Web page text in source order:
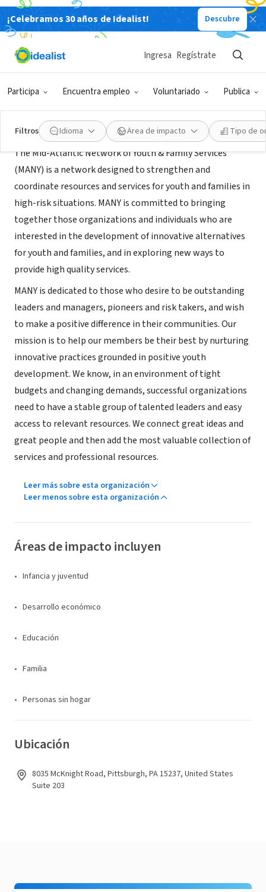
¡Celebramos 30 años de Idealist! Descubre
Participa Encuentra empleo Voluntariado Publica
Ingresa Regístrate
Filtros Idioma Área de impacto Tipo de
ORGANIZACIÓN SIN FIN DE LUCRO
MANY
Acerca de
The Mid-Atlantic Network of Youth & Family Services
(MANY) is a network designed to strengthen and
coordinate resources and services for youth and families in
high-risk situations. MANY is committed to bringing
together those organizations and individuals who are
interested in the development of innovative alternatives
for youth and families, and in exploring new ways to
provide high quality services.
MANY is dedicated to those who desire to be outstanding
leaders and managers, pioneers and risk takers, and wish
to make a positive difference in their communities. Our
mission is to help our members be their best by nurturing
innovative practices grounded in positive youth
development. We know, in an environment of tight
budgets and changing demands, successful organizations
need to have a stable group of talented leaders and easy
access to relevant resources. We connect great ideas and
great people and then add the most valuable collection of
services and professional resources.
Leer más sobre esta organización
Leer menos sobre esta organización
Áreas de impacto incluyen
Infancia y juventud
Desarrollo económico
Educación
Familia
Personas sin hogar
Ubicación
8035 McKnight Road, Pittsburgh, PA 15237, United States
Suite 203